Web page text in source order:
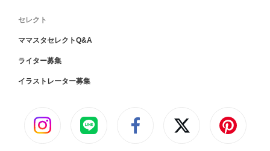
セレクト
ママスタセレクトQ&A
ライター募集
イラストレーター募集